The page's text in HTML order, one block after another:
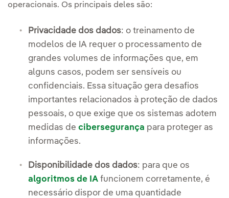
operacionais. Os principais deles são:
Privacidade dos dados: o treinamento de
modelos de IA requer o processamento de
grandes volumes de informações que, em
alguns casos, podem ser sensíveis ou
confidenciais. Essa situação gera desafios
importantes relacionados à proteção de dados
pessoais, o que exige que os sistemas adotem
medidas de cibersegurança para proteger as
informações.
Disponibilidade dos dados: para que os
algoritmos de IA funcionem corretamente, é
necessário dispor de uma quantidade